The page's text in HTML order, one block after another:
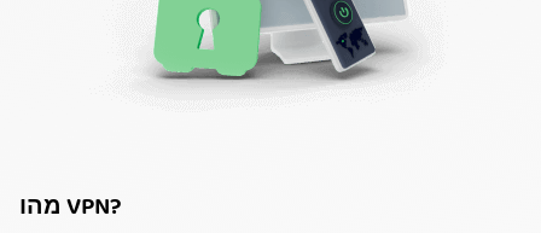
מהו VPN?